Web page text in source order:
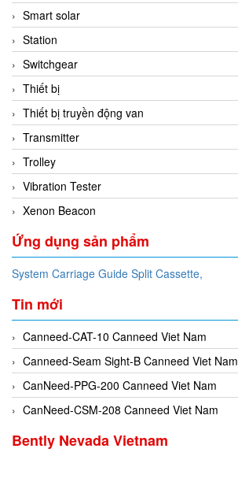
Smart solar
Station
Switchgear
Thiết bị
Thiết bị truyền động van
Transmitter
Trolley
Vibration Tester
Xenon Beacon
Ứng dụng sản phẩm
System Carriage Guide Split Cassette,
Tin mới
Canneed-CAT-10 Canneed Viet Nam
Canneed-Seam Sight-B Canneed Viet Nam
CanNeed-PPG-200 Canneed Viet Nam
CanNeed-CSM-208 Canneed Viet Nam
Bently Nevada Vietnam